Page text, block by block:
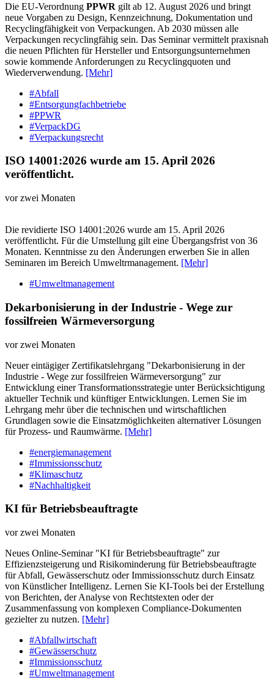
Die EU-Verordnung PPWR gilt ab 12. August 2026 und bringt
neue Vorgaben zu Design, Kennzeichnung, Dokumentation und
Recyclingfähigkeit von Verpackungen. Ab 2030 müssen alle
Verpackungen recyclingfähig sein. Das Seminar vermittelt praxisnah
die neuen Pflichten für Hersteller und Entsorgungsunternehmen
sowie kommende Anforderungen zu Recyclingquoten und
Wiederverwendung. [Mehr]
#Abfall
#Entsorgungfachbetriebe
#PPWR
#VerpackDG
#Verpackungsrecht
ISO 14001:2026 wurde am 15. April 2026
veröffentlicht.
vor zwei Monaten
Die revidierte ISO 14001:2026 wurde am 15. April 2026
veröffentlicht. Für die Umstellung gilt eine Übergangsfrist von 36
Monaten. Kenntnisse zu den Änderungen erwerben Sie in allen
Seminaren im Bereich Umweltrmanagement. [Mehr]
#Umweltmanagement
Dekarbonisierung in der Industrie - Wege zur
fossilfreien Wärmeversorgung
vor zwei Monaten
Neuer eintägiger Zertifikatslehrgang "Dekarbonisierung in der
Industrie - Wege zur fossilfreien Wärmeversorgung" zur
Entwicklung einer Transformationsstrategie unter Berücksichtigung
aktueller Technik und künftiger Entwicklungen. Lernen Sie im
Lehrgang mehr über die technischen und wirtschaftlichen
Grundlagen sowie die Einsatzmöglichkeiten alternativer Lösungen
für Prozess- und Raumwärme. [Mehr]
#energiemanagement
#Immissionsschutz
#Klimaschutz
#Nachhaltigkeit
KI für Betriebsbeauftragte
vor zwei Monaten
Neues Online-Seminar "KI für Betriebsbeauftragte" zur
Effizienzsteigerung und Risikominderung für Betriebsbeauftragte
für Abfall, Gewässerschutz oder Immissionsschutz durch Einsatz
von Künstlicher Intelligenz. Lernen Sie KI-Tools bei der Erstellung
von Berichten, der Analyse von Rechtstexten oder der
Zusammenfassung von komplexen Compliance-Dokumenten
gezielter zu nutzen. [Mehr]
#Abfallwirtschaft
#Gewässerschutz
#Immissionsschutz
#Umweltmanagement